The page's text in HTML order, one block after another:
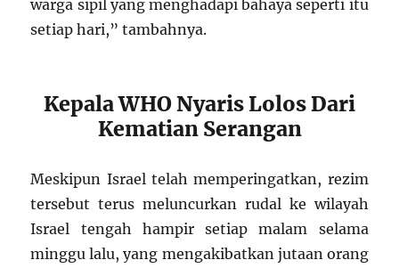
warga sipil yang menghadapi bahaya seperti itu
setiap hari,” tambahnya.
Kepala WHO Nyaris Lolos Dari
Kematian Serangan
Meskipun Israel telah memperingatkan, rezim
tersebut terus meluncurkan rudal ke wilayah
Israel tengah hampir setiap malam selama
minggu lalu, yang mengakibatkan jutaan orang